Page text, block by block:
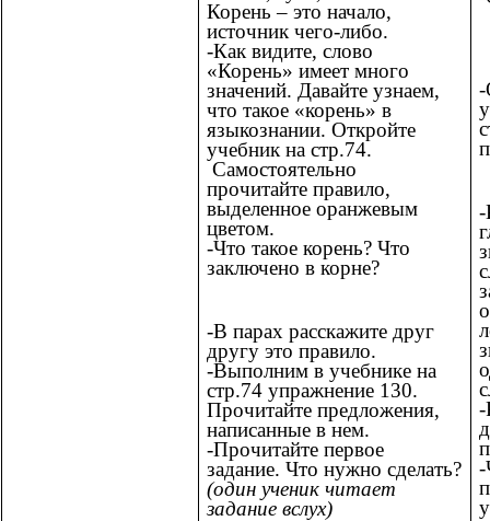
Корень – это начало,
источник чего-либо.
-Как видите, слово
«Корень» имеет много
значений. Давайте узнаем,
что такое «корень» в
языкознании. Откройте
учебник на стр.74.
Самостоятельно
прочитайте правило,
выделенное оранжевым
цветом.
-Что такое корень? Что
заключено в корне?
-В парах расскажите друг
другу это правило.
-Выполним в учебнике на
стр.74 упражнение 130.
Прочитайте предложения,
написанные в нем.
-Прочитайте первое
задание. Что нужно сделать?
(один ученик читает
задание вслух)
-
-
-
-